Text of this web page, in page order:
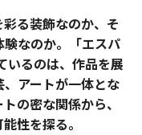
る装飾なのか、そ
なのか。「エスパ
いるのは、作品を展
アートが一体とな
の密な関係から、
性を探る。